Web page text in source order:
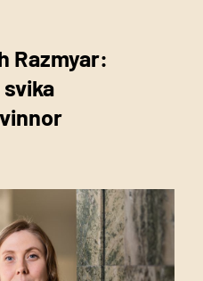
Razmyar: